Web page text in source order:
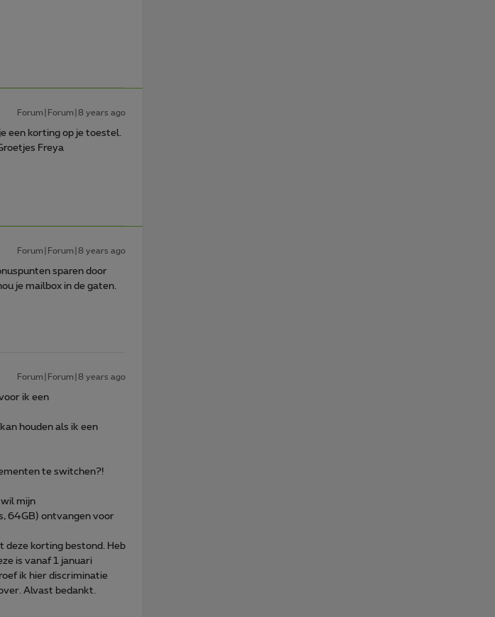
Forum|Forum|8 years ago
een korting op je toestel.
Freya
Forum|Forum|8 years ago
sparen door
je mailbox in de gaten.
Forum|Forum|8 years ago
ik een
houden als ik een
te switchen?!
mijn
64GB) ontvangen voor
deze korting bestond. Heb
is vanaf 1 januari
ik hier discriminatie
Alvast bedankt.